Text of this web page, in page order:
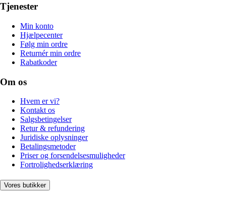
Tjenester
Min konto
Hjælpecenter
Følg min ordre
Returnér min ordre
Rabatkoder
Om os
Hvem er vi?
Kontakt os
Salgsbetingelser
Retur & refundering
Juridiske oplysninger
Betalingsmetoder
Priser og forsendelsesmuligheder
Fortrolighedserklæring
Vores butikker